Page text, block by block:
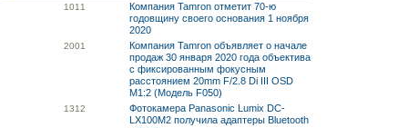
1011
Компания Tamron отметит 70-ю
годовщину своего основания 1 ноября
2020
2001
Компания Tamron объявляет о начале
продаж 30 января 2020 года объектива
с фиксированным фокусным
расстоянием 20mm F/2.8 Di III OSD
M1:2 (Модель F050)
1312
Фотокамера Panasonic Lumix DC-
LX100M2 получила адаптеры Bluetooth